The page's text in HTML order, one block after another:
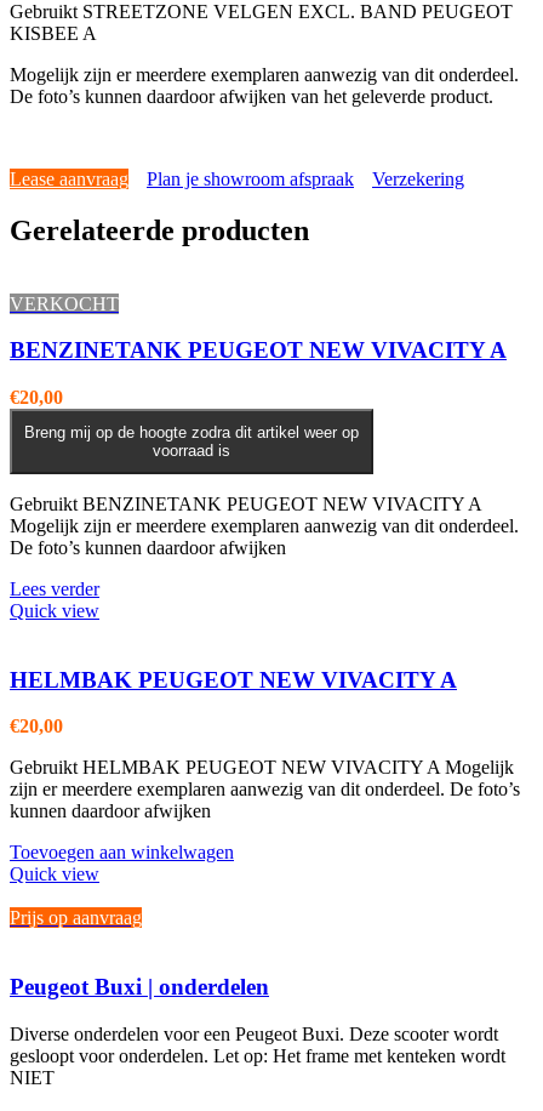
Gebruikt STREETZONE VELGEN EXCL. BAND PEUGEOT
KISBEE A
Mogelijk zijn er meerdere exemplaren aanwezig van dit onderdeel.
De foto’s kunnen daardoor afwijken van het geleverde product.
Lease aanvraag Plan je showroom afspraak Verzekering
Gerelateerde producten
VERKOCHT
BENZINETANK PEUGEOT NEW VIVACITY A
€20,00
Breng mij op de hoogte zodra dit artikel weer op
voorraad is
Gebruikt BENZINETANK PEUGEOT NEW VIVACITY A
Mogelijk zijn er meerdere exemplaren aanwezig van dit onderdeel.
De foto’s kunnen daardoor afwijken
Lees verder
Quick view
HELMBAK PEUGEOT NEW VIVACITY A
€20,00
Gebruikt HELMBAK PEUGEOT NEW VIVACITY A Mogelijk
zijn er meerdere exemplaren aanwezig van dit onderdeel. De foto’s
kunnen daardoor afwijken
Toevoegen aan winkelwagen
Quick view
Prijs op aanvraag
Peugeot Buxi | onderdelen
Diverse onderdelen voor een Peugeot Buxi. Deze scooter wordt
gesloopt voor onderdelen. Let op: Het frame met kenteken wordt
NIET